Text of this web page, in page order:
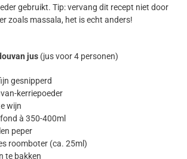
gebruikt. Tip: vervang dit recept niet door
zoals massala, het is echt anders!
jus(jus voor 4 personen)
gesnipperd
kerriepoeder
wijn
à 350-400ml
peper
roomboter (ca. 25ml)
te bakken